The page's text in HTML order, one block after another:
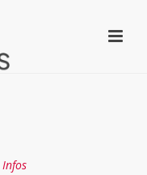
Infos